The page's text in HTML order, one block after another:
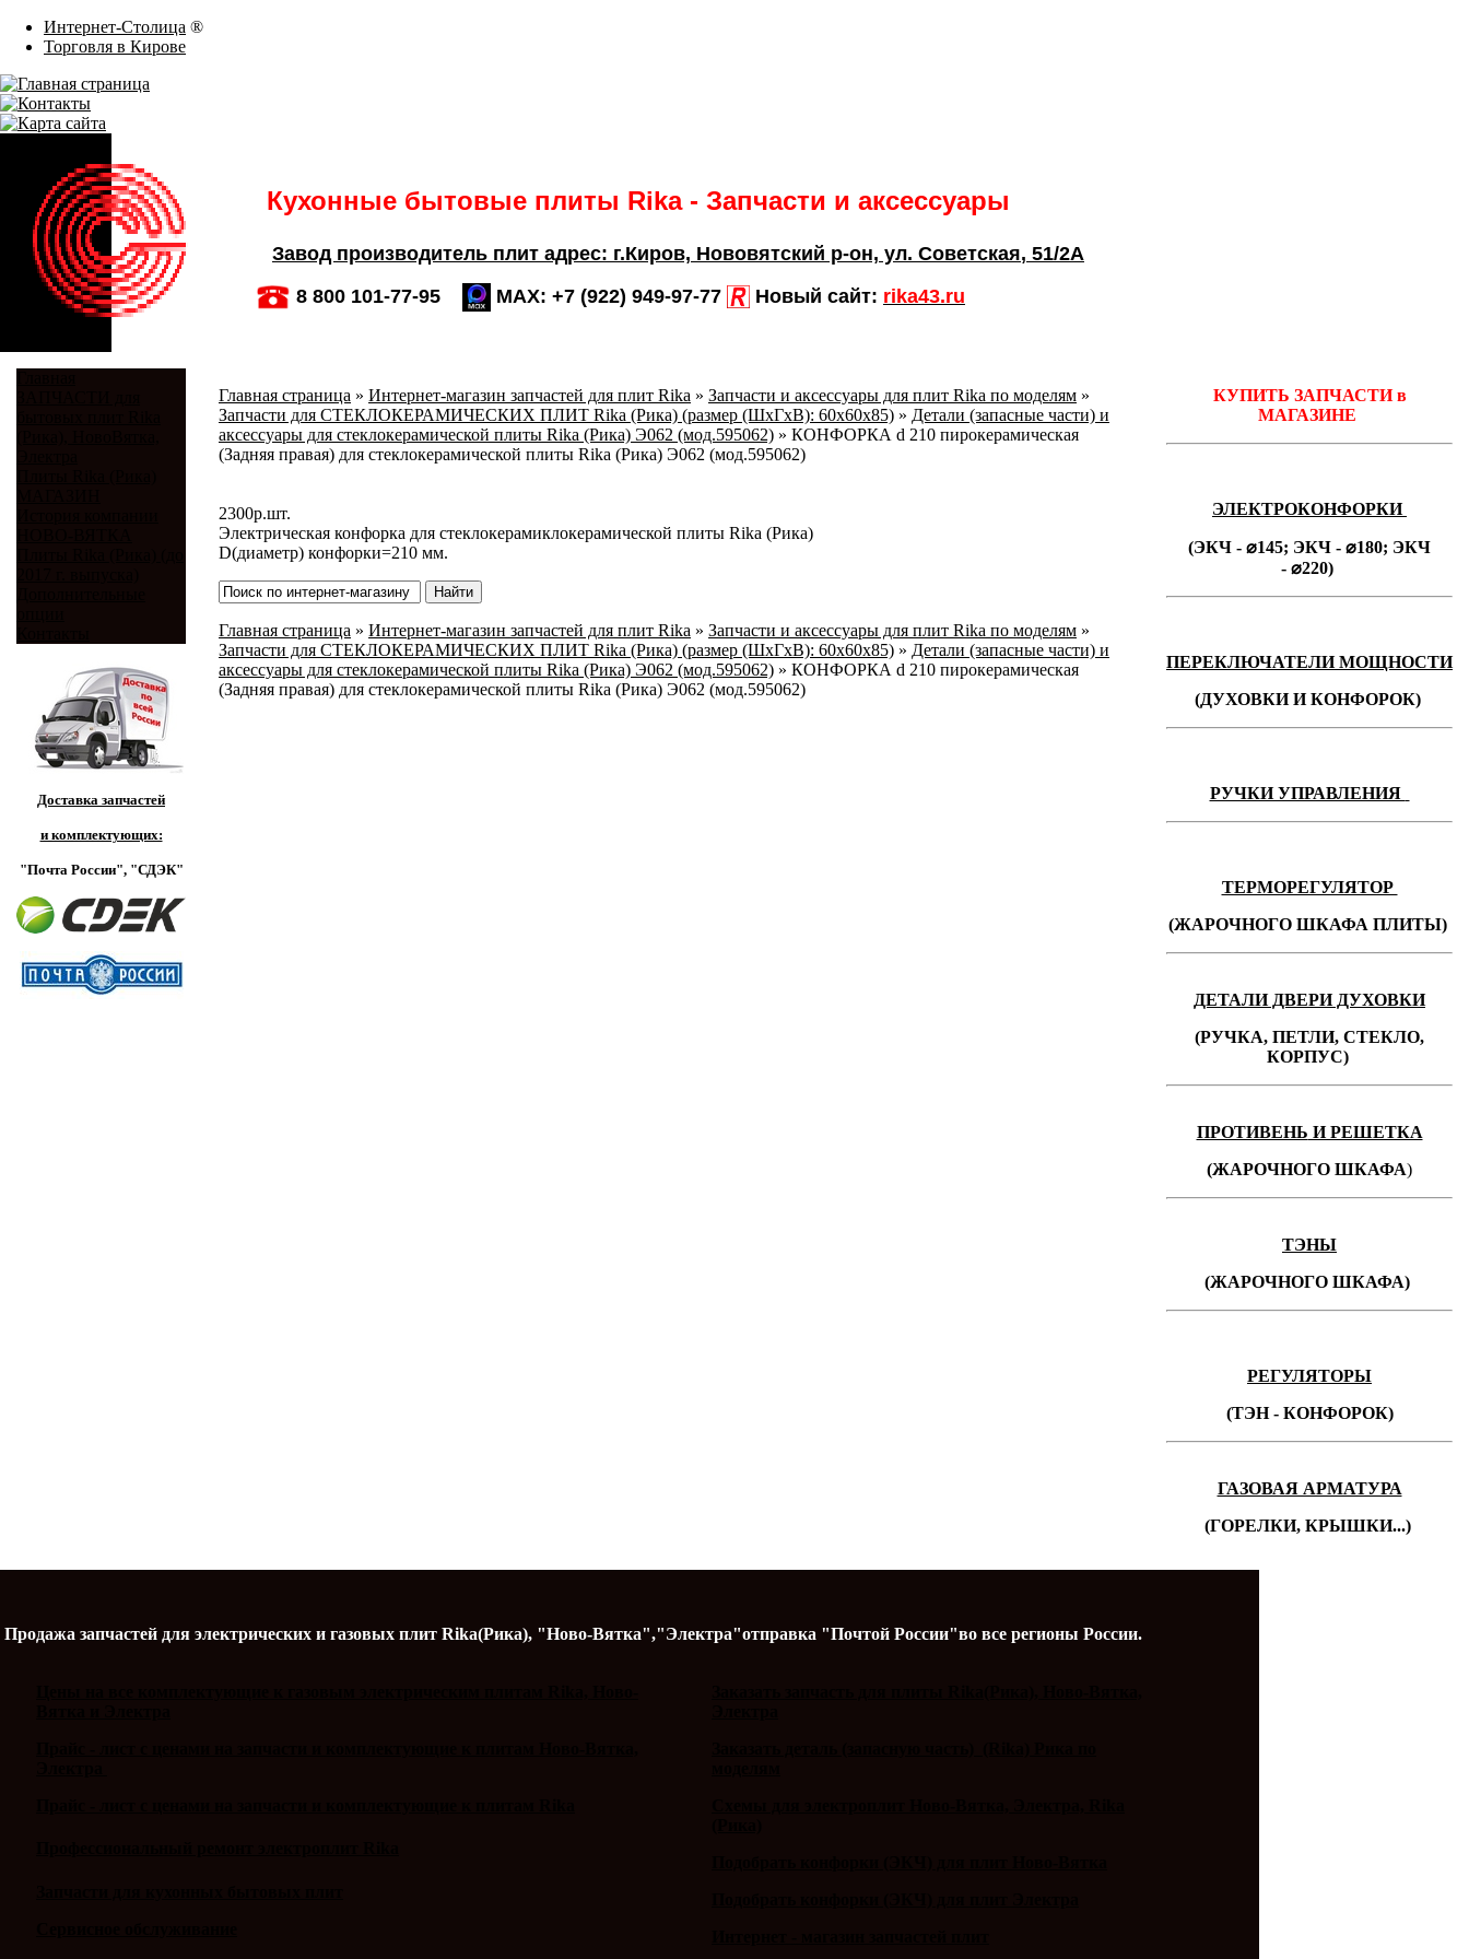
Интернет-Столица ®
Торговля в Кирове
Кухонные бытовые плиты Rika - Запчасти и аксессуары
Завод производитель плит адрес: г.Киров, Нововятский р-он, ул. Советская, 51/2А
8 800 101-77-95
MAX: +7 (922) 949-97-77 Новый сайт: rika43.ru
Доставка запчастей
и комплектующих:
"Почта России", "СДЭК"
Главная страница » Интернет-магазин запчастей для плит Rika » Запчасти и аксессуары для плит Rika по моделям »
Запчасти для СТЕКЛОКЕРАМИЧЕСКИХ ПЛИТ Rika (Рика) (размер (ШхГхВ): 60x60x85) » Детали (запасные части) и
аксессуары для стеклокерамической плиты Rika (Рика) Э062 (мод.595062) » КОНФОРКА d 210 пирокерамическая
(Задняя правая) для стеклокерамической плиты Rika (Рика) Э062 (мод.595062)
2300р.шт.
Электрическая конфорка для стеклокерамиклокерамической плиты Rika (Рика)
D(диаметр) конфорки=210 мм.
Главная страница » Интернет-магазин запчастей для плит Rika » Запчасти и аксессуары для плит Rika по моделям »
Запчасти для СТЕКЛОКЕРАМИЧЕСКИХ ПЛИТ Rika (Рика) (размер (ШхГхВ): 60x60x85) » Детали (запасные части) и
аксессуары для стеклокерамической плиты Rika (Рика) Э062 (мод.595062) » КОНФОРКА d 210 пирокерамическая
(Задняя правая) для стеклокерамической плиты Rika (Рика) Э062 (мод.595062)
КУПИТЬ ЗАПЧАСТИ в
МАГАЗИНЕ
ЭЛЕКТРОКОНФОРКИ
(ЭКЧ - ⌀145; ЭКЧ - ⌀180; ЭКЧ
- ⌀220)
ПЕРЕКЛЮЧАТЕЛИ МОЩНОСТИ
(ДУХОВКИ И КОНФОРОК)
РУЧКИ УПРАВЛЕНИЯ
ТЕРМОРЕГУЛЯТОР
(ЖАРОЧНОГО ШКАФА ПЛИТЫ)
ДЕТАЛИ ДВЕРИ ДУХОВКИ
(РУЧКА, ПЕТЛИ, СТЕКЛО,
КОРПУС)
ПРОТИВЕНЬ И РЕШЕТКА
(ЖАРОЧНОГО ШКАФА)
ТЭНЫ
(ЖАРОЧНОГО ШКАФА)
РЕГУЛЯТОРЫ
(ТЭН - КОНФОРОК)
ГАЗОВАЯ АРМАТУРА
(ГОРЕЛКИ, КРЫШКИ...)
Продажа запчастей для электрических и газовых плит Rika(Рика), "Ново-Вятка","Электра"отправка "Почтой России"во все регионы России.